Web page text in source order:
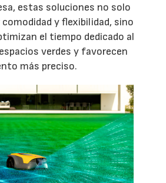
estas soluciones no solo
y flexibilidad, sino
el tiempo dedicado al
verdes y favorecen
más preciso.